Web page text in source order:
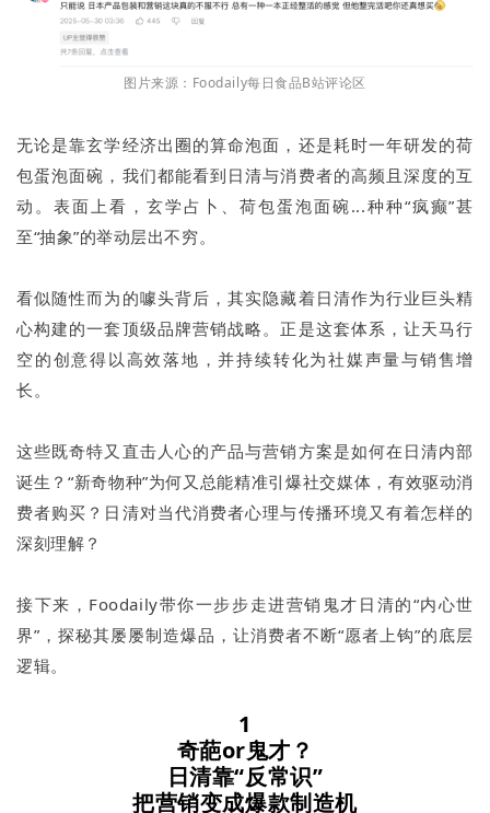
图片来源：Foodaily每日食品B站评论区
无论是靠玄学经济出圈的算命泡面，还是耗时一年研发的荷
包蛋泡面碗，我们都能看到日清与消费者的高频且深度的互
动。表面上看，玄学占卜、荷包蛋泡面碗...种种“疯癫”甚
至“抽象”的举动层出不穷。
看似随性而为的噱头背后，其实隐藏着日清作为行业巨头精
心构建的一套顶级品牌营销战略。正是这套体系，让天马行
空的创意得以高效落地，并持续转化为社媒声量与销售增
长。
这些既奇特又直击人心的产品与营销方案是如何在日清内部
诞生？“新奇物种”为何又总能精准引爆社交媒体，有效驱动消
费者购买？日清对当代消费者心理与传播环境又有着怎样的
深刻理解？
接下来，Foodaily带你一步步走进营销鬼才日清的“内心世
界”，探秘其屡屡制造爆品，让消费者不断“愿者上钩”的底层
逻辑。
1
奇葩or鬼才？
日清靠“反常识”
把营销变成爆款制造机